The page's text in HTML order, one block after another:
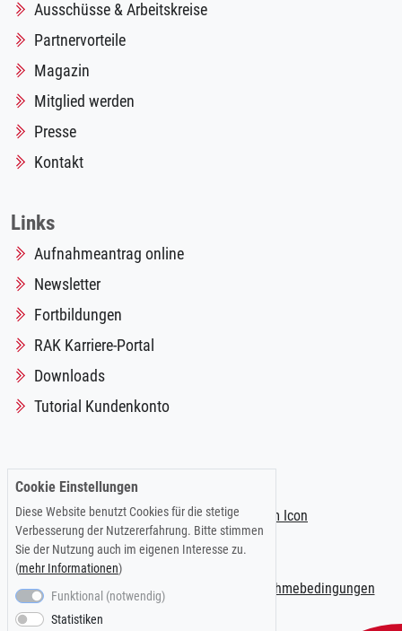
Ausschüsse & Arbeitskreise
Partnervorteile
Magazin
Mitglied werden
Presse
Kontakt
Links
Aufnahmeantrag online
Newsletter
Fortbildungen
RAK Karriere-Portal
Downloads
Tutorial Kundenkonto
Impressum |Datenschutzerklärung Teilnahmebedingungen
Cookie Einstellungen
Diese Website benutzt Cookies für die stetige
Verbesserung der Nutzererfahrung. Bitte stimmen
Sie der Nutzung auch im eigenen Interesse zu.
(mehr Informationen)
Funktional (notwendig)
Statistiken